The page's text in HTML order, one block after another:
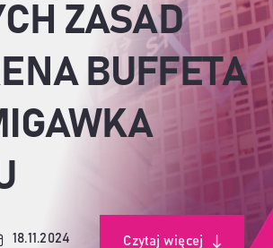
ZASAD
BUFFETA
18.11.2024 Czytaj więcej